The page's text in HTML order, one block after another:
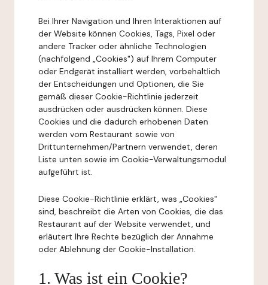
Bei Ihrer Navigation und Ihren Interaktionen auf
der Website können Cookies, Tags, Pixel oder
andere Tracker oder ähnliche Technologien
(nachfolgend „Cookies") auf Ihrem Computer
oder Endgerät installiert werden, vorbehaltlich
der Entscheidungen und Optionen, die Sie
gemäß dieser Cookie-Richtlinie jederzeit
ausdrücken oder ausdrücken können. Diese
Cookies und die dadurch erhobenen Daten
werden vom Restaurant sowie von
Drittunternehmen/Partnern verwendet, deren
Liste unten sowie im Cookie-Verwaltungsmodul
aufgeführt ist.
Diese Cookie-Richtlinie erklärt, was „Cookies"
sind, beschreibt die Arten von Cookies, die das
Restaurant auf der Website verwendet, und
erläutert Ihre Rechte bezüglich der Annahme
oder Ablehnung der Cookie-Installation.
1. Was ist ein Cookie?